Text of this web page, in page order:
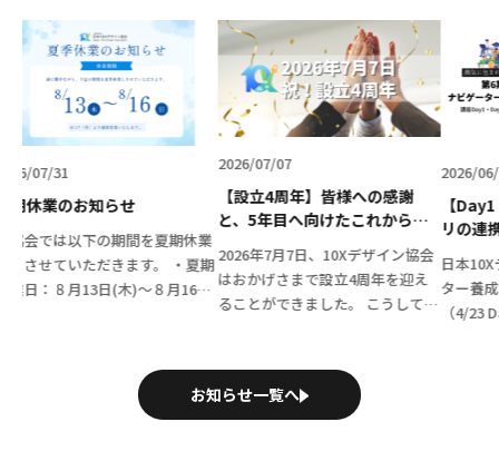
せ
間を夏期休業
ます。 ・夏期
木)～８月16日
【設立4周年】皆様への感謝
と、5年目へ向けたこれからの1
0Xの歩み
2026年7月7日、10Xデザイン協会
はおかげさまで設立4周年を迎え
ることができました。 こうして無
さま、温かく支えてくださるパー
トナー企業の皆さま そして当協
【Day1・Day2開催報
リの連携からAI対話ロ
で、参加者の表情が「
た第6期ナビゲーター
🚀
日本10Xデザイン協会「
ター養成講座 第6期」の
（4/23 Day1オンライン
で進むカリキュラムに
担当者や経営者など […]
お知らせ一覧へ